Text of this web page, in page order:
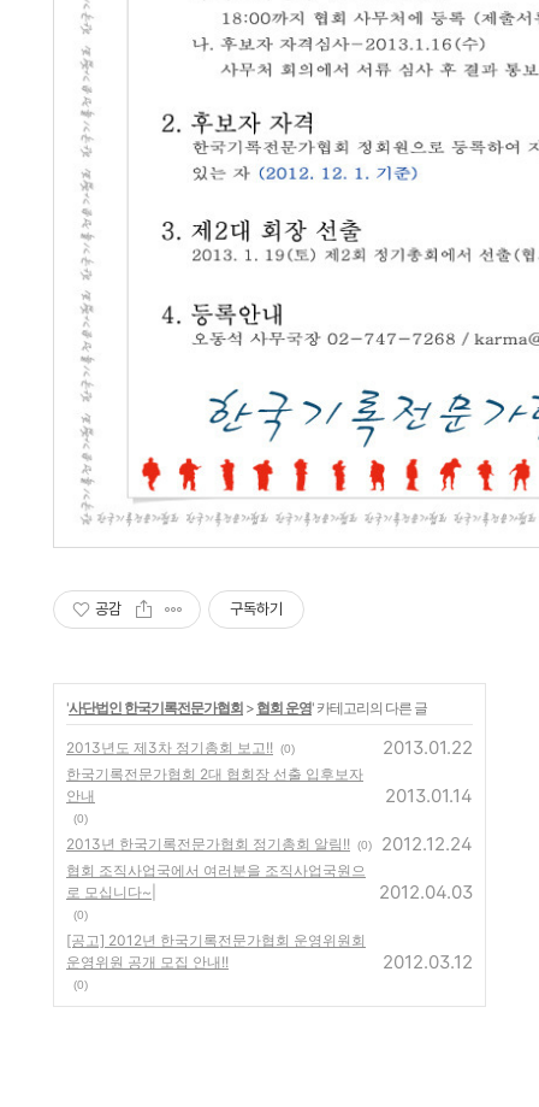
공감 구독하기
'사단법인 한국기록전문가협회 > 협회 운영' 카테고리의 다른 글
2013년도 제3차 정기총회 보고!! (0) 2013.01.22
한국기록전문가협회 2대 협회장 선출 입후보자
안내
(0)
2013.01.14
2013년 한국기록전문가협회 정기총회 알림!! (0) 2012.12.24
협회 조직사업국에서 여러분을 조직사업국원으
로 모십니다~|
(0)
2012.04.03
[공고] 2012년 한국기록전문가협회 운영위원회
운영위원 공개 모집 안내!!
(0)
2012.03.12